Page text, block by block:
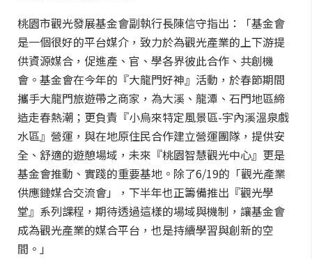
桃園市觀光發展基金會副執行長陳信守指出：「基金會
是一個很好的平台媒介，致力於為觀光產業的上下游提
供資源媒合，促進產、官、學各界彼此合作、共創機
會。基金會在今年的『大龍門好神』活動，於春節期間
攜手大龍門旅遊帶之商家，為大溪、龍潭、石門地區締
造走春熱潮；更負責『小烏來特定風景區-宇內溪溫泉戲
水區』營運，與在地原住民合作建立營運團隊，提供安
全、舒適的遊憩場域，未來『桃園智慧觀光中心』更是
基金會推動、實踐的重要基地。除了6/19的「觀光產業
供應鏈媒合交流會」，下半年也正籌備推出『觀光學
堂』系列課程，期待透過這樣的場域與機制，讓基金會
成為觀光產業的媒合平台，也是持續學習與創新的空
間。」